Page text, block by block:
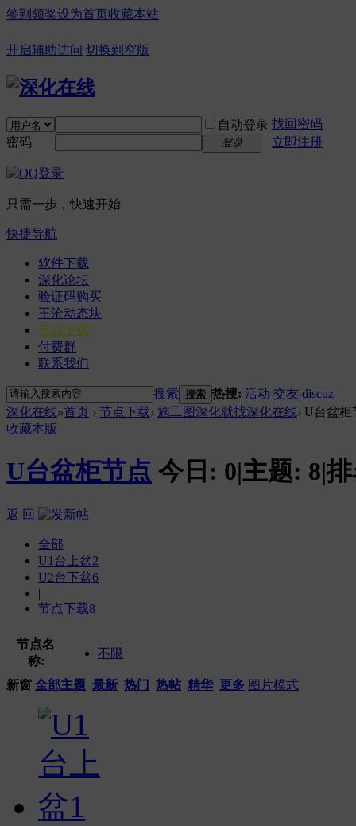
签到领奖设为首页收藏本站
开启辅助访问 切换到窄版
自动登录 找回密码
密码
登录 立即注册
只需一步，快速开始
快捷导航
软件下载
深化论坛
验证码购买
王沧动态块
节点下载
付费群
联系我们
搜索 搜索 热搜: 活动 交友 discuz
深化在线»首页 › 节点下载› 施工图深化就找深化在线› U台盆柜
收藏本版
U台盆柜节点 今日: 0|主题: 8|
返 回
全部
U1台上盆2
U2台下盆6
|
节点下载8
节点名
称:
不限
新窗 全部主题 最新 热门 热帖 精华 更多 图片模式